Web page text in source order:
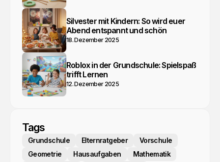
Silvester mit Kindern: So wird euer
Abend entspannt und schön
18. Dezember 2025
Roblox in der Grundschule: Spielspaß
trifft Lernen
12. Dezember 2025
Tags
Grundschule Elternratgeber
Vorschule
Geometrie
Hausaufgaben
Mathematik